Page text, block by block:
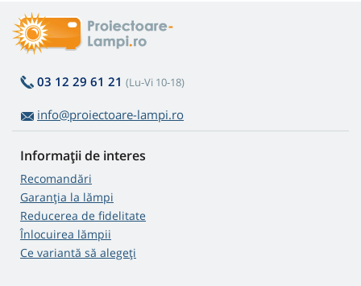
03 12 29 61 21 (Lu-Vi 10-18)
info@proiectoare-lampi.ro
Informații de interes
Recomandări
Garanția la lămpi
Reducerea de fidelitate
Înlocuirea lămpii
Ce variantă să alegeţi